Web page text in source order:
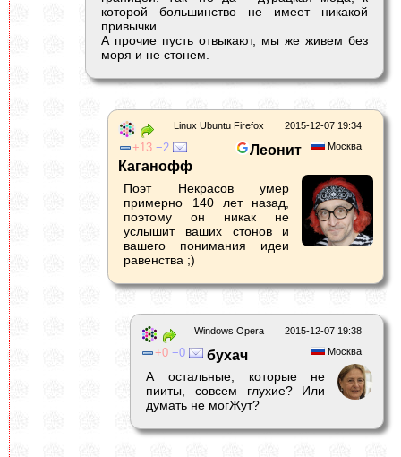
которой большинство не имеет никакой
привычки.
А прочие пусть отвыкают, мы же живем без
моря и не стонем.
2015-12-07 19:34
Linux Ubuntu Firefox
Москва
13 2
Леонит
Каганофф
Поэт Некрасов умер
примерно 140 лет назад,
поэтому он никак не
услышит ваших стонов и
вашего понимания идеи
равенства ;)
2015-12-07 19:38
Windows Opera
Москва
0 0 бухач
А остальные, которые не
пииты, совсем глухие? Или
думать не могЖут?